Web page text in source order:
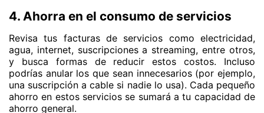
4. Ahorra en el consumo de servicios
Revisa tus facturas de servicios como electricidad,
agua, internet, suscripciones a streaming, entre otros,
y busca formas de reducir estos costos. Incluso
podrías anular los que sean innecesarios (por ejemplo,
una suscripción a cable si nadie lo usa). Cada pequeño
ahorro en estos servicios se sumará a tu capacidad de
ahorro general.